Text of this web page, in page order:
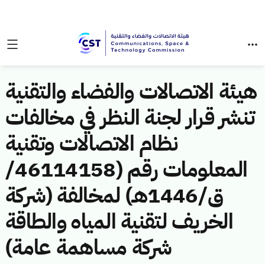
هيئة الاتصالات والفضاء والتقنية
تنشر قرار لجنة النظر في مخالفات
نظام الاتصالات وتقنية
المعلومات رقم (46114158/
ق/1446هـ) لمخالفة (شركة
الخريف لتقنية المياه والطاقة
شركة مساهمة عامة)